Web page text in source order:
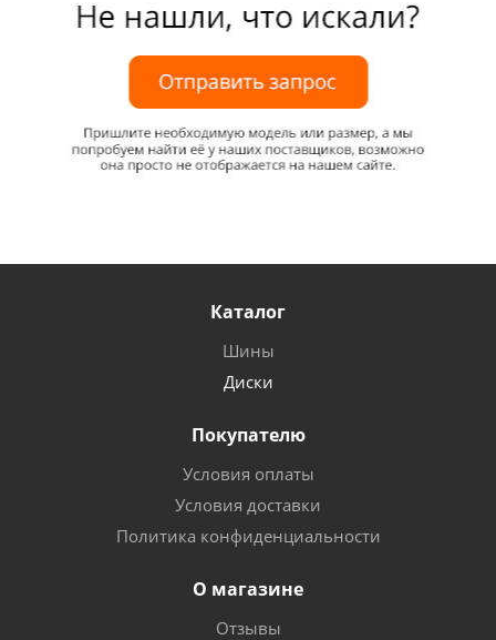
Каталог
Шины
Диски
Покупателю
Условия оплаты
Условия доставки
Политика конфиденциальности
О магазине
Отзывы